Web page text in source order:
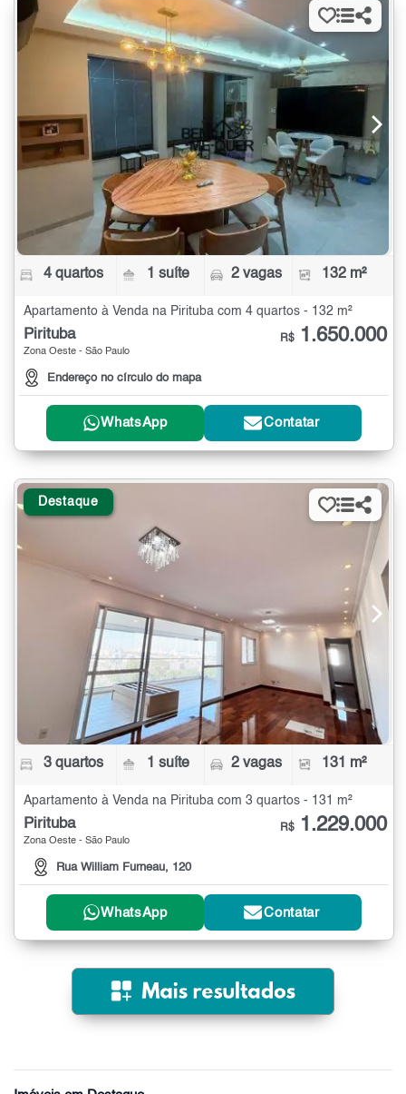
4 quartos 1 suíte 2 vagas 132 m²
Apartamento à Venda na Pirituba com 4 quartos - 132 m²
Pirituba
Zona Oeste - São Paulo
Endereço no círculo do mapa
R$ 1.650.000
WhatsApp Contatar
Destaque
3 quartos 1 suíte 2 vagas 131 m²
Apartamento à Venda na Pirituba com 3 quartos - 131 m²
Pirituba
Zona Oeste - São Paulo
Rua William Furneau, 120
R$ 1.229.000
WhatsApp Contatar